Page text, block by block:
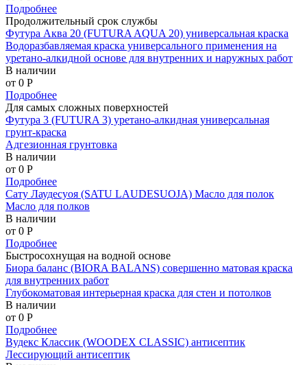
Подробнее
Продолжительный срок службы
Футура Аква 20 (FUTURA AQUA 20) универсальная краска
Водоразбавляемая краска универсального применения на
уретано-алкидной основе для внутренних и наружных работ
В наличии
от 0 P
Подробнее
Для самых сложных поверхностей
Футура 3 (FUTURA 3) уретано-алкидная универсальная
грунт-краска
Адгезионная грунтовка
В наличии
от 0 P
Подробнее
Сату Лаудесуоя (SATU LAUDESUOJA) Масло для полок
Масло для полков
В наличии
от 0 P
Подробнее
Быстросохнущая на водной основе
Биора баланс (BIORA BALANS) совершенно матовая краска
для внутренних работ
Глубокоматовая интерьерная краска для стен и потолков
В наличии
от 0 P
Подробнее
Вудекс Классик (WOODEX CLASSIC) антисептик
Лессирующий антисептик